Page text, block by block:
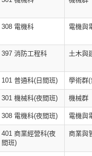
308 電機科 電機與
397 消防工程科 土木與
101 普通科(日間班) 學術群
301 機械科(夜間班) 機械群
308 電機科(夜間班) 電機與
401 商業經營科(夜
間班)
商業與